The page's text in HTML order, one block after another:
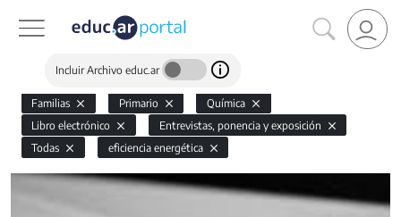
Incluir Archivo educ.ar
Familias Primario
Química
Libro electrónico
Entrevistas, ponencia y exposición
Todas
eficiencia energética